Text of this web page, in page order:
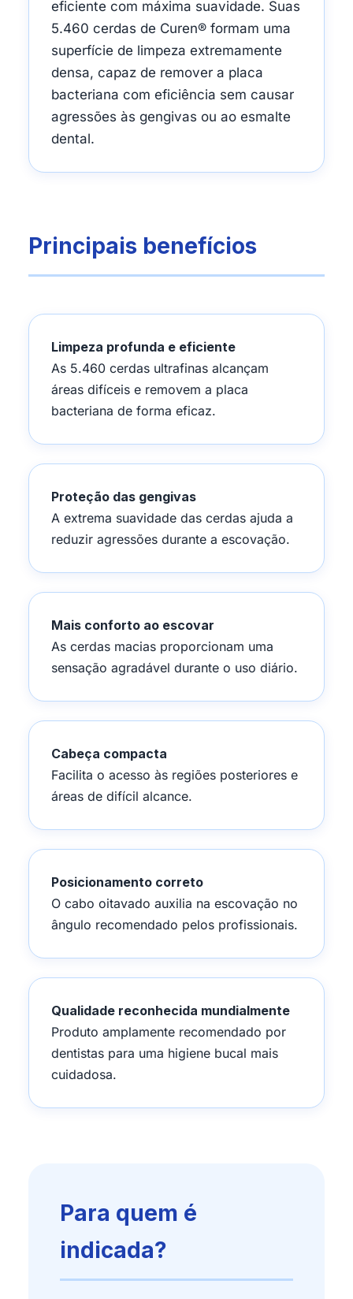
eficiente com máxima suavidade. Suas
5.460 cerdas de Curen® formam uma
superfície de limpeza extremamente
densa, capaz de remover a placa
bacteriana com eficiência sem causar
agressões às gengivas ou ao esmalte
dental.
Principais benefícios
Limpeza profunda e eficiente
As 5.460 cerdas ultrafinas alcançam
áreas difíceis e removem a placa
bacteriana de forma eficaz.
Proteção das gengivas
A extrema suavidade das cerdas ajuda a
reduzir agressões durante a escovação.
Mais conforto ao escovar
As cerdas macias proporcionam uma
sensação agradável durante o uso diário.
Cabeça compacta
Facilita o acesso às regiões posteriores e
áreas de difícil alcance.
Posicionamento correto
O cabo oitavado auxilia na escovação no
ângulo recomendado pelos profissionais.
Qualidade reconhecida mundialmente
Produto amplamente recomendado por
dentistas para uma higiene bucal mais
cuidadosa.
Para quem é
indicada?